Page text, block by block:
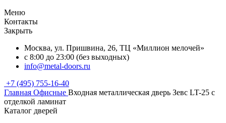
Меню
Контакты
Закрыть
Москва, ул. Пришвина, 26, ТЦ «Миллион мелочей»
с 8:00 до 23:00 (без выходных)
info@metal-doors.ru
+7 (495) 755-16-40
Главная Офисные Входная металлическая дверь Зевс LT-25 с
отделкой ламинат
Каталог дверей